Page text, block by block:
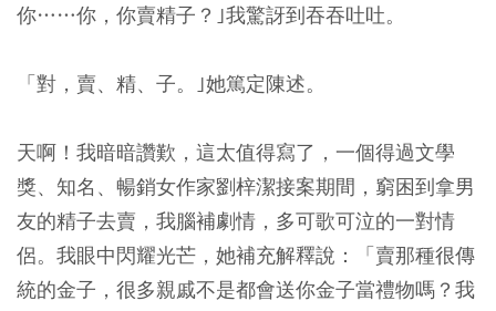
你……你，你賣精子？｣我驚訝到吞吞吐吐。
「對，賣、精、子。｣她篤定陳述。
天啊！我暗暗讚歎，這太值得寫了，一個得過文學
獎、知名、暢銷女作家劉梓潔接案期間，窮困到拿男
友的精子去賣，我腦補劇情，多可歌可泣的一對情
侶。我眼中閃耀光芒，她補充解釋說：「賣那種很傳
統的金子，很多親戚不是都會送你金子當禮物嗎？我